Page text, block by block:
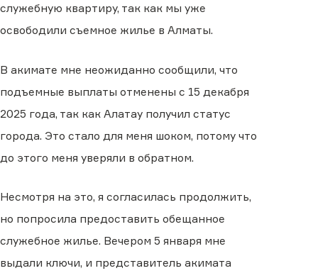
служебную квартиру, так как мы уже
освободили съемное жилье в Алматы.
В акимате мне неожиданно сообщили, что
подъемные выплаты отменены с 15 декабря
2025 года, так как Алатау получил статус
города. Это стало для меня шоком, потому что
до этого меня уверяли в обратном.
Несмотря на это, я согласилась продолжить,
но попросила предоставить обещанное
служебное жилье. Вечером 5 января мне
выдали ключи, и представитель акимата